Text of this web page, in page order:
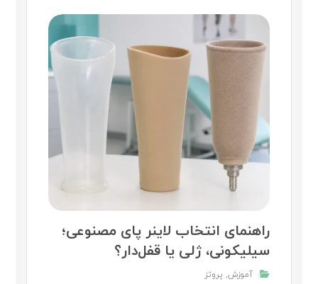
راهنمای انتخاب لاینر پای مصنوعی؛
سیلیکونی، ژلی یا قفل‌دار؟
آموزش, پروتز